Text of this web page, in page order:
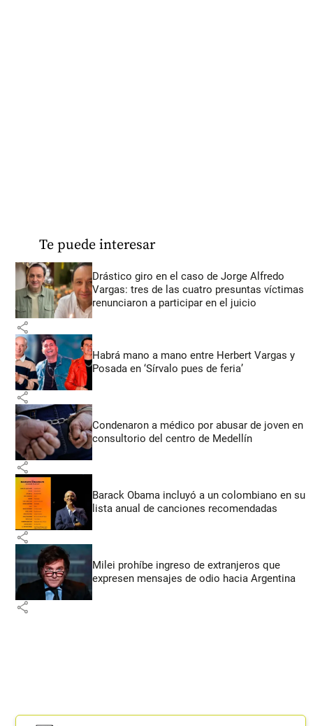
Te puede interesar
Drástico giro en el caso de Jorge Alfredo
Vargas: tres de las cuatro presuntas víctimas
renunciaron a participar en el juicio
share
Habrá mano a mano entre Herbert Vargas y
Posada en ‘Sírvalo pues de feria’
share
Condenaron a médico por abusar de joven en
consultorio del centro de Medellín
share
Barack Obama incluyó a un colombiano en su
lista anual de canciones recomendadas
share
Milei prohíbe ingreso de extranjeros que
expresen mensajes de odio hacia Argentina
share